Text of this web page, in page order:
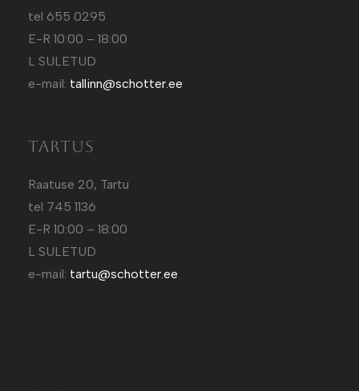
tel 655 0295
E-R 10:00 – 18:00
L SULETUD
e-mail: tallinn@schotter.ee
Tartus
Raatuse 20, Tartu
tel 745 1136
E-R 10:00 – 18:00
L SULETUD
e-mail: tartu@schotter.ee